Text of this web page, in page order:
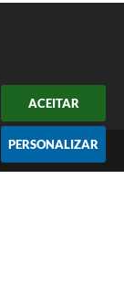
ACEITAR
PERSONALIZAR